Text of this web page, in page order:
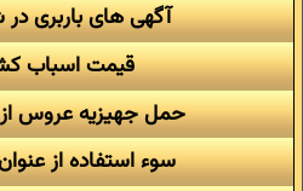
آگهی های باربری در
قیمت اسباب
حمل جهیزیه عروس از
سوء استفاده از